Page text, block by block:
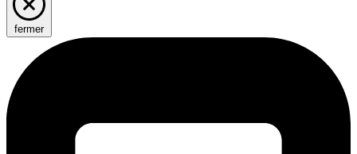
fermer